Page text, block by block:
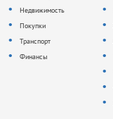
Недвижимость
Покупки
Транспорт
Финансы